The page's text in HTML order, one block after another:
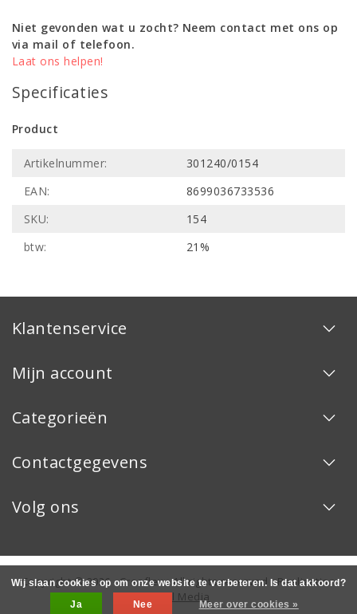
Niet gevonden wat u zocht? Neem contact met ons op
via mail of telefoon.
Laat ons helpen!
Specificaties
Product
Artikelnummer:
301240/0154
EAN:
8699036733536
SKU:
154
btw:
21%
Klantenservice
Mijn account
Categorieën
Contactgegevens
Volg ons
Copyright © 2026 - Creaflex - All rights reserved - Realization
InStijl Media
Wij slaan cookies op om onze website te verbeteren. Is dat akkoord?
Ja
Nee Meer over cookies »